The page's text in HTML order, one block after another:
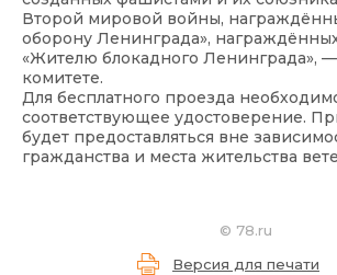
Второй мировой войны,
оборону Ленинграда»,
«Жителю блокадного Ленинграда», —
комитете.
Для бесплатного проезда
соответствующее удостоверение.
будет предоставляться вне
гражданства и места жительства
© 78.ru
Версия для печати